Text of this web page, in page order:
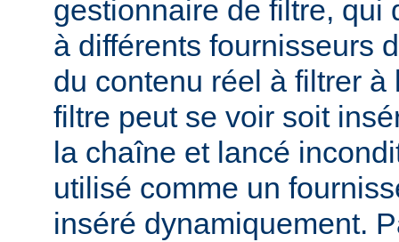
gestionnaire de filtre, qui
à différents fournisseurs
du contenu réel à filtrer à
filtre peut se voir soit
la chaîne et lancé
utilisé comme un
inséré dynamiquement.